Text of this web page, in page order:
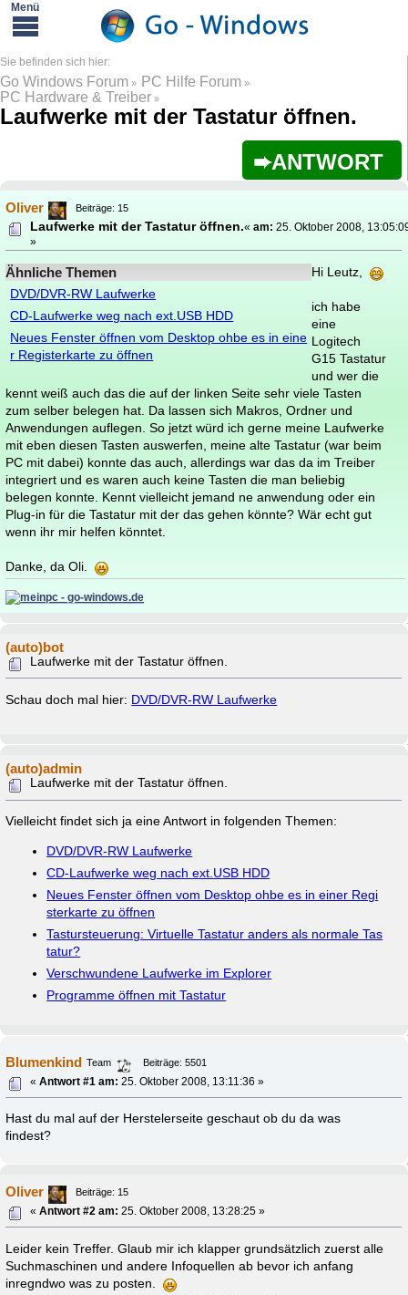
Go Windows Forum » PC Hilfe Forum »
PC Hardware & Treiber »
Laufwerke mit der Tastatur öffnen.
ANTWORT
Oliver Beiträge: 15
Laufwerke mit der Tastatur öffnen.«am: 25. Oktober 2008,
»
Ähnliche Themen
DVD/DVR-RW Laufwerke
CD-Laufwerke weg nach ext.USB HDD
Neues Fenster öffnen vom Desktop ohbe es in eine
r Registerkarte zu öffnen
Hi Leutz,
ich habe
eine
Logitech
G15 Tastatur
und wer die
kennt weiß auch das die auf der linken Seite sehr viele Tasten
zum selber belegen hat. Da lassen sich Makros, Ordner und
Anwendungen auflegen. So jetzt würd ich gerne meine Laufwerke
mit eben diesen Tasten auswerfen, meine alte Tastatur (war beim
PC mit dabei) konnte das auch, allerdings war das da im Treiber
integriert und es waren auch keine Tasten die man beliebig
belegen konnte. Kennt vielleicht jemand ne anwendung oder ein
Plug-in für die Tastatur mit der das gehen könnte? Wär echt gut
wenn ihr mir helfen könntet.
Danke, da Oli.
(auto)bot
Laufwerke mit der Tastatur öffnen.
Schau doch mal hier: DVD/DVR-RW Laufwerke
(auto)admin
Laufwerke mit der Tastatur öffnen.
Vielleicht findet sich ja eine Antwort in folgenden Themen:
DVD/DVR-RW Laufwerke
CD-Laufwerke weg nach ext.USB HDD
Neues Fenster öffnen vom Desktop ohbe es in einer Regi
sterkarte zu öffnen
Tastursteuerung: Virtuelle Tastatur anders als normale Tas
tatur?
Verschwundene Laufwerke im Explorer
Programme öffnen mit Tastatur
Blumenkind Team
Beiträge: 5501
«Antwort #1 am: 25. Oktober 2008, 13:11:36 »
Hast du mal auf der Herstelerseite geschaut ob du da was
findest?
Oliver
Beiträge: 15
«Antwort #2 am: 25. Oktober 2008, 13:28:25 »
Leider kein Treffer. Glaub mir ich klapper grundsätzlich zuerst alle
Suchmaschinen und andere Infoquellen ab bevor ich anfang
inregndwo was zu posten.